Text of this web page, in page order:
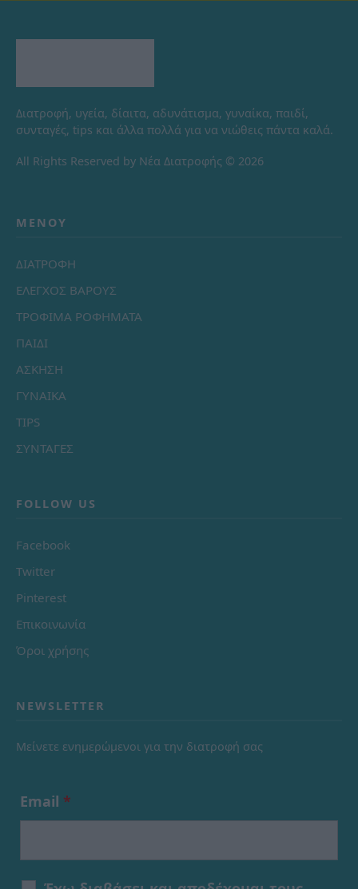
Διατροφή, υγεία, δίαιτα, αδυνάτισμα, γυναίκα, παιδί,
συνταγές, tips και άλλα πολλά για να νιώθεις πάντα καλά.
All Rights Reserved by Νέα Διατροφής © 2026
ΜΕΝΟΎ
ΔΙΑΤΡΟΦΗ
ΕΛΕΓΧΟΣ ΒΑΡΟΥΣ
ΤΡΟΦΙΜΑ ΡΟΦΗΜΑΤΑ
ΠΑΙΔΙ
ΑΣΚΗΣΗ
ΓΥΝΑΙΚΑ
TIPS
ΣΥΝΤΑΓΕΣ
FOLLOW US
Facebook
Twitter
Pinterest
Επικοινωνία
Όροι χρήσης
NEWSLETTER
Μείνετε ενημερώμενοι για την διατροφή σας
Email *